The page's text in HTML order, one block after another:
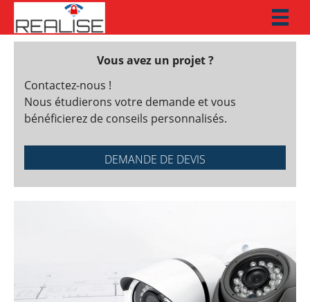
Vous avez un projet ?
Contactez-nous !
Nous étudierons votre demande et vous
bénéficierez de conseils personnalisés.
DEMANDE DE DEVIS